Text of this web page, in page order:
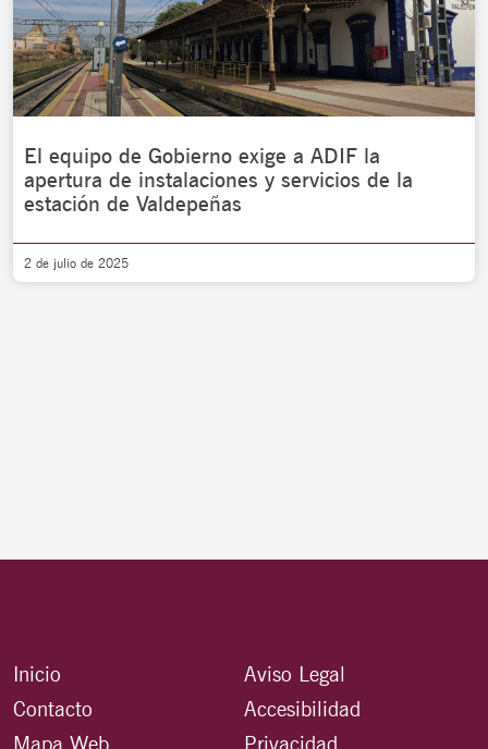
El equipo de Gobierno exige a ADIF la
apertura de instalaciones y servicios de la
estación de Valdepeñas
2 de julio de 2025
Inicio
Contacto
Aviso Legal
Accesibilidad